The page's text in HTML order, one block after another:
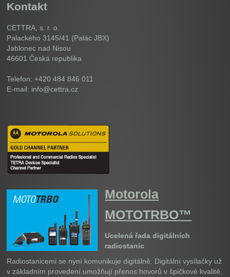
Kontakt
CETTRA, s. r. o.
Palackého 3145/41 (Palác JBX)
Jablonec nad Nisou
46601Česká republika
Telefon: +420 484 846 011
E-mail: info@cettra.cz
Motorola
MOTOTRBO™
Ucelená řada digitálních
radiostanic
Radiostanicemi se nyní komunikuje digitálně. Digitální vysílačky už
v základním provedení umožňují přenos hovorů v špičkové kvalitě,